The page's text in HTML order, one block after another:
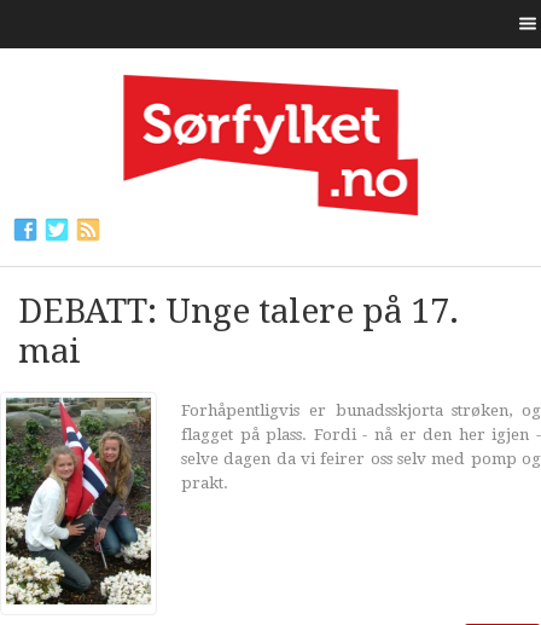
DEBATT: Unge talere på 17.
mai
Forhåpentligvis er bunadsskjorta strøken, og
flagget på plass. Fordi - nå er den her igjen -
selve dagen da vi feirer oss selv med pomp og
prakt.